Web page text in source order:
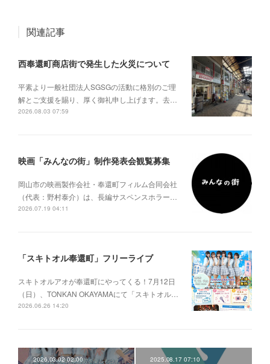
関連記事
西奉還町商店街で発生した火災について
平素より一般社団法人SGSGの活動に格別のご理
解とご支援を賜り、厚く御礼申し上げます。去…
2026.08.03 07:59
映画「みんなの街」制作発表会観覧募集
岡山市の映画製作会社・奉還町フィルム合同会社
（代表：野村泰介）は、長編サスペンスホラー…
2026.07.19 04:11
「スキトオル奉還町」フリーライブ
スキトオルアオが奉還町にやってくる！7月12日
（日）、TONKAN OKAYAMAにて「スキトオル…
2026.06.26 14:20
2026.03.02 02:00 2025.08.17 07:10